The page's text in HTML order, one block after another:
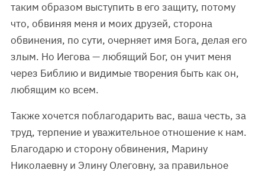
таким образом выступить в его защиту, потому
что, обвиняя меня и моих друзей, сторона
обвинения, по сути, очерняет имя Бога, делая его
злым. Но Иегова — любящий Бог, он учит меня
через Библию и видимые творения быть как он,
любящим ко всем.
Также хочется поблагодарить вас, ваша честь, за
труд, терпение и уважительное отношение к нам.
Благодарю и сторону обвинения, Марину
Николаевну и Элину Олеговну, за правильное